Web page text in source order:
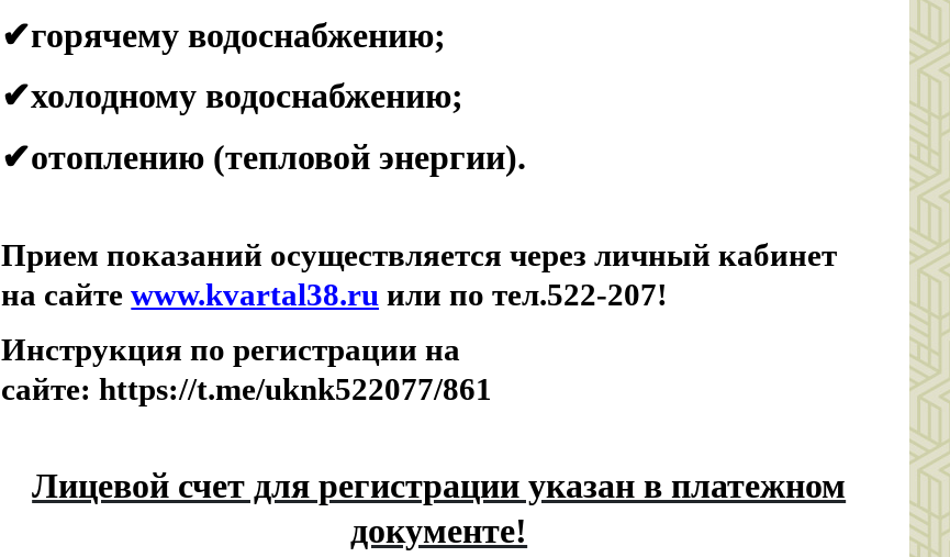
✔горячему водоснабжению;
✔холодному водоснабжению;
✔отоплению (тепловой энергии).
Прием показаний осуществляется через личный кабинет
на сайтеwww.kvartal38.ru или по тел.522-207!
Инструкция по регистрации на
сайте: https://t.me/uknk522077/861
Лицевой счет для регистрации указан в платежном
документе!